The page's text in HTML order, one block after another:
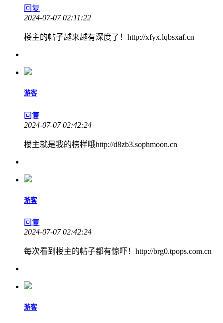
回复
2024-07-07 02:11:22
楼主的帖子越来越有深度了！http://xfyx.lqbsxaf.cn
游客
回复
2024-07-07 02:42:24
楼主就是我的榜样哦http://d8zb3.sophmoon.cn
游客
回复
2024-07-07 02:42:24
每次看到楼主的帖子都有惊吓！http://brg0.tpops.com.cn
游客